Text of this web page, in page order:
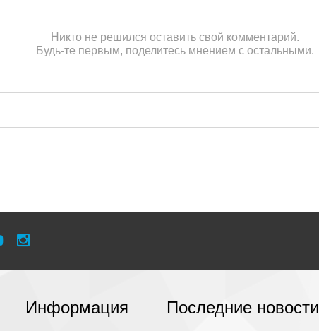
Никто не решился оставить свой комментарий.
Будь-те первым, поделитесь мнением с остальными.
Информация Последние новости